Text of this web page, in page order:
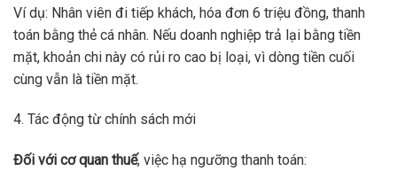
Ví dụ: Nhân viên đi tiếp khách, hóa đơn 6 triệu đồng, thanh
toán bằng thẻ cá nhân. Nếu doanh nghiệp trả lại bằng tiền
mặt, khoản chi này có rủi ro cao bị loại, vì dòng tiền cuối
cùng vẫn là tiền mặt.
4. Tác động từ chính sách mới
Đối với cơ quan thuế, việc hạ ngưỡng thanh toán: